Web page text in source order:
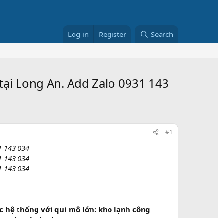
Log in Register Search
Long An. Add Zalo 0931 143
#1
143 034
143 034
143 034
hệ thống với qui mô lớn: kho lạnh công